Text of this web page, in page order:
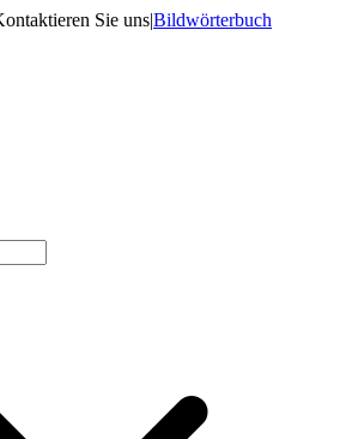
Sie uns|Bildwörterbuch